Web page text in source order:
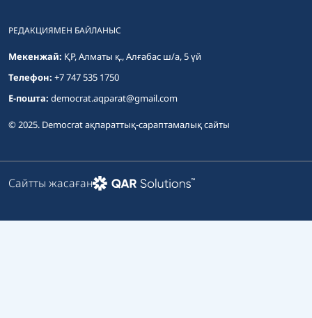
РЕДАКЦИЯМЕН БАЙЛАНЫС
Мекенжай: ҚР, Алматы қ., Алғабас ш/а, 5 үй
Телефон: +7 747 535 1750
E-пошта: democrat.aqparat@gmail.com
© 2025. Democrat ақпараттық-сараптамалық сайты
Сайтты жасаған